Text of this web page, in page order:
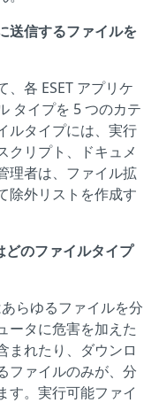
送信するファイルを
各 ESET アプリケ
タイプを 5 つのカテ
ルタイプには、実行
クリプト、ドキュメ
理者は、ファイル拡
除外リストを作成す
のファイルタイプ
らゆるファイルを分
ータに危害を加えた
まれたり、ダウンロ
ファイルのみが、分
す。実行可能ファイ